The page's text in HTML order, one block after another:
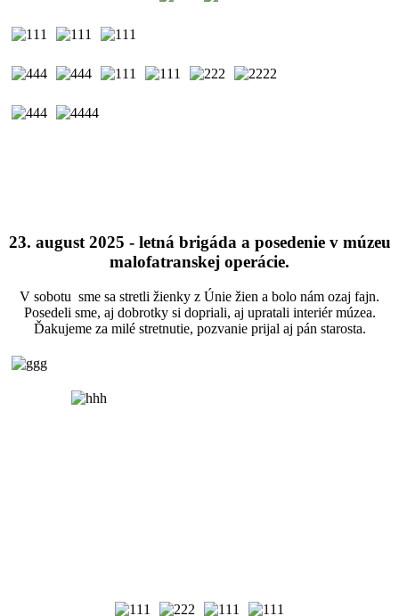
23. august 2025 - letná brigáda a posedenie v múzeu
malofatranskej operácie.
V sobotu sme sa stretli žienky z Únie žien a bolo nám ozaj fajn.
Posedeli sme, aj dobrotky si dopriali, aj upratali interiér múzea.
Ďakujeme za milé stretnutie, pozvanie prijal aj pán starosta.